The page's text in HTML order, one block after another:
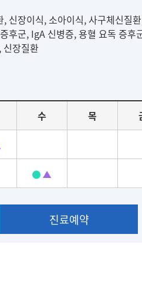
신장이식, 소아이식, 사구체신질
후군, IgA 신병증, 용혈 요독 증후
신장질환
수 목
진료예약